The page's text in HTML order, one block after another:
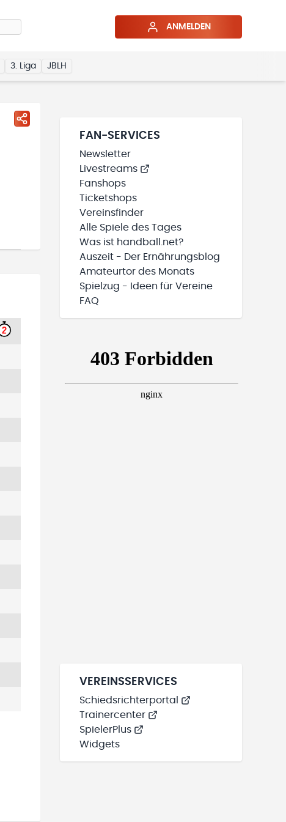
ANMELDEN
3. Liga JBLH
FAN-SERVICES
Newsletter
Livestreams
Fanshops
Ticketshops
Vereinsfinder
Alle Spiele des Tages
Was ist handball.net?
Auszeit - Der Ernährungsblog
Amateurtor des Monats
Spielzug - Ideen für Vereine
FAQ
VEREINSSERVICES
Schiedsrichterportal
Trainercenter
SpielerPlus
Widgets